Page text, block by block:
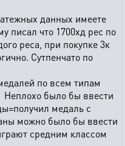
данных имеете
писал что 1700хд рес по
реса, при покупке 3к
Сутпенчато по
по всем типам
было бы ввести
медаль с
можно было бы ввести
средним классом